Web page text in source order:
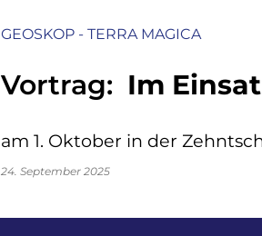
GEOSKOP - TERRA MAGICA
Vortrag: Im
am 1. Oktober in der
24. September 2025